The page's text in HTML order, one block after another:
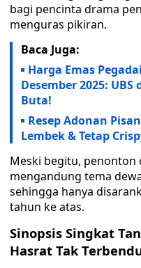
bagi pencinta drama
menguras pikiran.
Baca Juga:
Harga Emas
Desember 2025:
Buta!
Resep Adonan
Lembek & Tetap
Meski begitu,
mengandung tema
sehingga hanya
tahun ke atas.
Sinopsis Singkat
Hasrat Tak